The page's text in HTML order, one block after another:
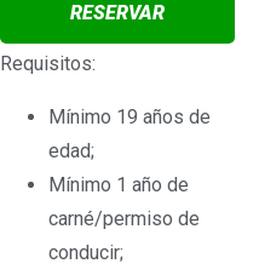
RESERVAR
Requisitos:
Mínimo 19 años de
edad;
Mínimo 1 año de
carné/permiso de
conducir;